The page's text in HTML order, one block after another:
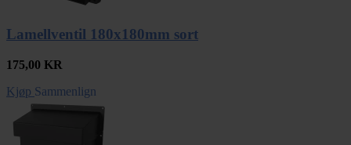
Lamellventil 180x180mm sort
175,00 KR
Kjøp Sammenlign